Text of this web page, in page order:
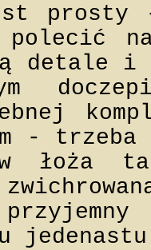
prosty
polecić
detale i
-
łoża